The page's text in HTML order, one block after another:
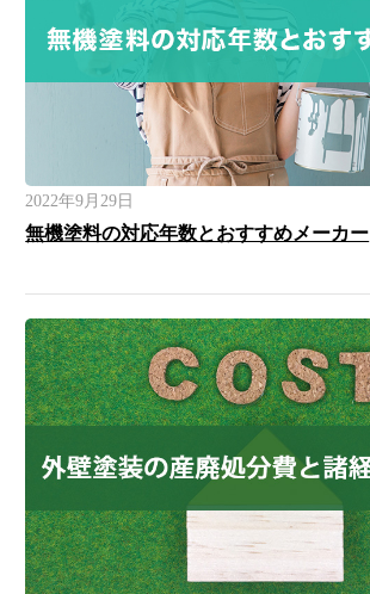
2022年9月29日
無機塗料の対応年数とおすすめメーカー